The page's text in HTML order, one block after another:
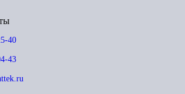
40
43